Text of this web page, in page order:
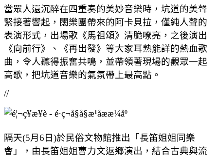
當眾人還沉醉在四重奏的美妙音樂時，坑道的美聲
緊接著響起，闊樂團帶來的阿卡貝拉，僅純人聲的
表演形式，出場歌《馬祖頌》清脆嘹亮，之後演出
《向前行》、《再出發》等大家耳熟能詳的熱血歌
曲，令人聽得振奮共鳴，並帶領著現場的觀眾一起
高歌，把坑道音樂的氣氛帶上最高點。
//
隔天(5月6日)於民俗文物館推出「長笛姐姐同樂
會」，由長笛姐姐曹力文返鄉演出，結合古典與流